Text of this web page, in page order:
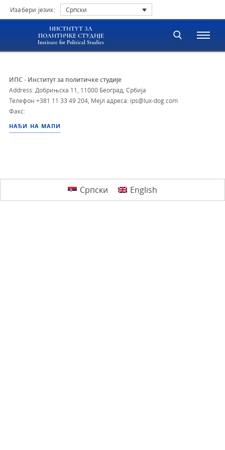
Изабери језик: Српски
ИНСТИТУТ ЗА
ПОЛИТИЧКЕ СТУДИЈЕ
Institute for Political Studies
ИПС - Институт за политичке студије
Address: Добрињска 11, 11000 Београд, Србија
Телефон +381 11 33 49 204 Мејл адреса: ips@lux-dog.com
Факс:
НАЂИ НА МАПИ
Српски English